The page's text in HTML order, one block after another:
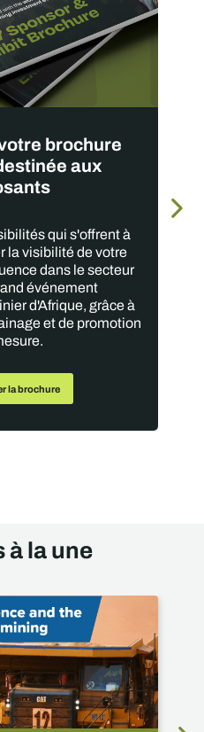
brochure
aux
qui s'offrent à
la visibilité de votre
dans le secteur
événement
d'Afrique, grâce à
et de promotion
la brochure
la une